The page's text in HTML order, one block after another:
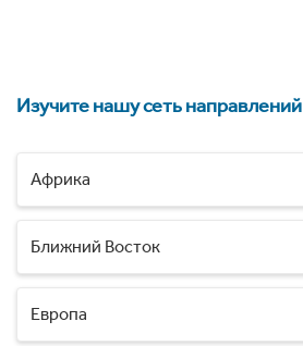
Изучите нашу сеть направлений
Африка
Ближний Восток
Европа